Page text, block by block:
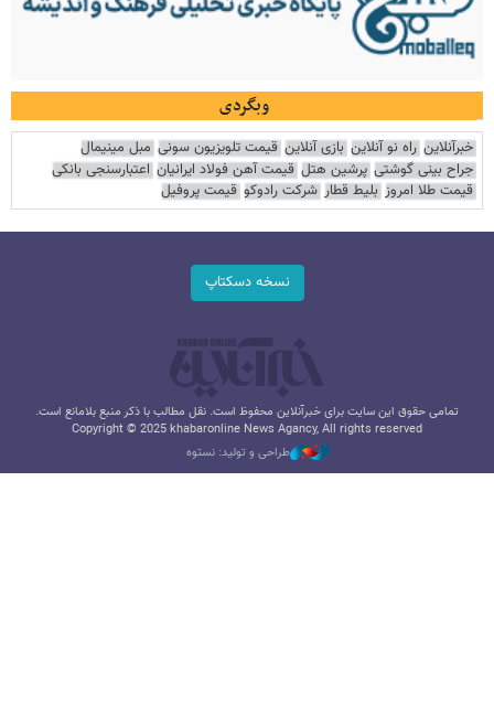
وبگردی
خبرآنلاین راه نو آنلاین بازی آنلاین قیمت تلویزیون سونی مبل مینیمال
جراح بینی گوشتی پرشین هتل قیمت آهن فولاد ایرانیان اعتبارسنجی بانکی
قیمت طلا امروز بلیط قطار شرکت رادوکو قیمت پروفیل
نسخه دسکتاپ
تمامی حقوق این سایت برای خبرآنلاین محفوظ است. نقل مطالب با ذکر منبع بلامانع است.
Copyright © 2025 khabaronline News Agancy, All rights reserved
طراحی و تولید: نستوه